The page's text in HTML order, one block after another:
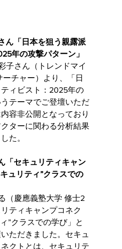
ん「日本を狙う親露派
年の攻撃パターン」
子さん（トレンドマイ
チャー）より、「日
ィビスト：2025年の
テーマでご登壇いただ
容非公開となっており
ターに関わる分析結果
た。
「セキュリティキャン
ュリティ”クラスでの
（慶應義塾大学 修士2
ティキャンプコネク
”クラスでの学び」と
ただきました。セキュ
クトとは、セキュリテ